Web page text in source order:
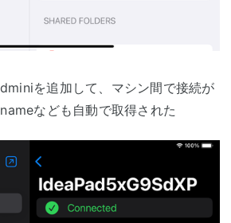
を追加して、マシン間で接続が
なども自動で取得された